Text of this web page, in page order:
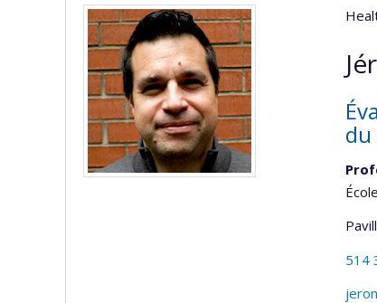
514